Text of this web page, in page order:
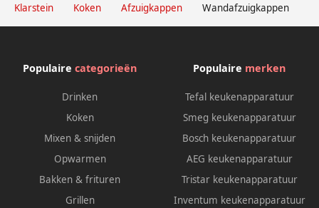
Klarstein Koken Afzuigkappen Wandafzuigkappen
Populaire categorieën
Drinken
Koken
Mixen & snijden
Opwarmen
Bakken & frituren
Grillen
Populaire merken
Tefal keukenapparatuur
Smeg keukenapparatuur
Bosch keukenapparatuur
AEG keukenapparatuur
Tristar keukenapparatuur
Inventum keukenapparatuur